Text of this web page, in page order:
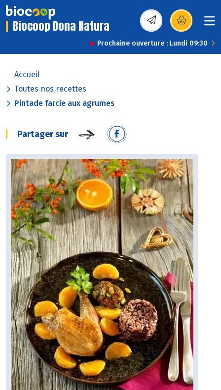
Biocoop Dona Natura (s’ouvre dans une
Prochaine ouverture : Lundi 09:30
Accueil
Toutes nos recettes
Pintade farcie aux agrumes
Partager sur